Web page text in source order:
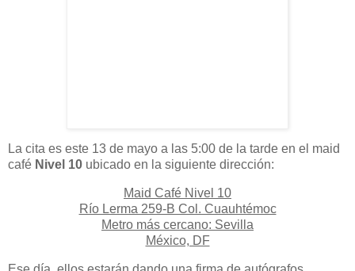
La cita es este 13 de mayo a las 5:00 de la tarde en el maid
café Nivel 10 ubicado en la siguiente dirección:
Maid Café Nivel 10
Río Lerma 259-B Col. Cuauhtémoc
Metro más cercano: Sevilla
México, DF